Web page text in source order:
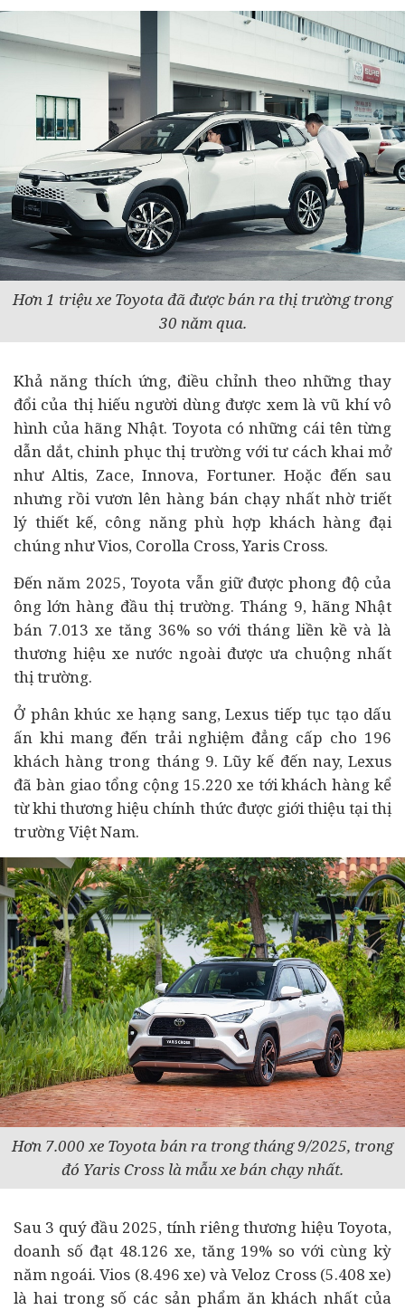
Hơn 1 triệu xe Toyota đã được bán ra thị trường trong
30 năm qua.
Khả năng thích ứng, điều chỉnh theo những thay
đổi của thị hiếu người dùng được xem là vũ khí vô
hình của hãng Nhật. Toyota có những cái tên từng
dẫn dắt, chinh phục thị trường với tư cách khai mở
như Altis, Zace, Innova, Fortuner. Hoặc đến sau
nhưng rồi vươn lên hàng bán chạy nhất nhờ triết
lý thiết kế, công năng phù hợp khách hàng đại
chúng như Vios, Corolla Cross, Yaris Cross.
Đến năm 2025, Toyota vẫn giữ được phong độ của
ông lớn hàng đầu thị trường. Tháng 9, hãng Nhật
bán 7.013 xe tăng 36% so với tháng liền kề và là
thương hiệu xe nước ngoài được ưa chuộng nhất
thị trường.
Ở phân khúc xe hạng sang, Lexus tiếp tục tạo dấu
ấn khi mang đến trải nghiệm đẳng cấp cho 196
khách hàng trong tháng 9. Lũy kế đến nay, Lexus
đã bàn giao tổng cộng 15.220 xe tới khách hàng kể
từ khi thương hiệu chính thức được giới thiệu tại thị
trường Việt Nam.
Hơn 7.000 xe Toyota bán ra trong tháng 9/2025, trong
đó Yaris Cross là mẫu xe bán chạy nhất.
Sau 3 quý đầu 2025, tính riêng thương hiệu Toyota,
doanh số đạt 48.126 xe, tăng 19% so với cùng kỳ
năm ngoái. Vios (8.496 xe) và Veloz Cross (5.408 xe)
là hai trong số các sản phẩm ăn khách nhất của